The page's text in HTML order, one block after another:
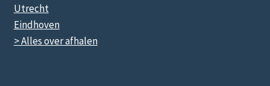
Utrecht
Eindhoven
> Alles over afhalen